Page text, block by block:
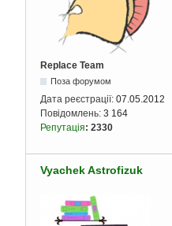
Replace Team
Поза форумом
Дата реєстрації: 07.05.2012
Повідомлень: 3 164
Репутація: 2330
Vyachek Astrofizuk